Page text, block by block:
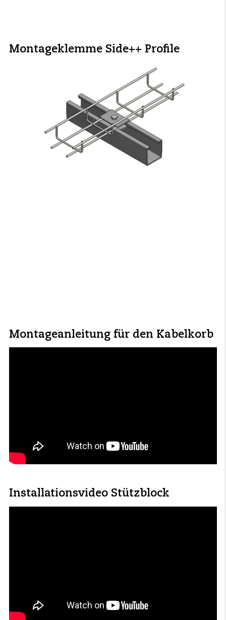
Montageklemme Side++ Profile
Montageanleitung für den Kabelkorb
Installationsvideo Stützblock